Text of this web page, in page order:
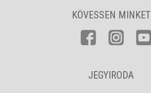
KÖVESSEN MINKET
JEGYIRODA